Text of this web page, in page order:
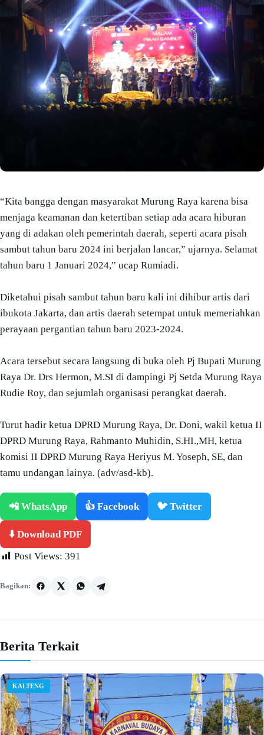
“Kita bangga dengan masyarakat Murung Raya karena bisa
menjaga keamanan dan ketertiban setiap ada acara hiburan
yang di adakan oleh pemerintah daerah, seperti acara pisah
sambut tahun baru 2024 ini berjalan lancar,” ujarnya. Selamat
tahun baru 1 Januari 2024,” ucap Rumiadi.
Diketahui pisah sambut tahun baru kali ini dihibur artis dari
ibukota Jakarta, dan artis daerah setempat untuk memeriahkan
perayaan pergantian tahun baru 2023-2024.
Acara tersebut secara langsung di buka oleh Pj Bupati Murung
Raya Dr. Drs Hermon, M.SI di dampingi Pj Setda Murung Raya
Rudie Roy, dan sejumlah organisasi perangkat daerah.
Turut hadir ketua DPRD Murung Raya, Dr. Doni, wakil ketua II
DPRD Murung Raya, Rahmanto Muhidin, S.HI.,MH, ketua
komisi II DPRD Murung Raya Heriyus M. Yoseph, SE, dan
tamu undangan lainya. (adv/asd-kb).
📲 WhatsApp 👍 Facebook 🐦 Twitter
⬇️ Download PDF
Post Views: 391
Bagikan:
Berita Terkait
KALTENG